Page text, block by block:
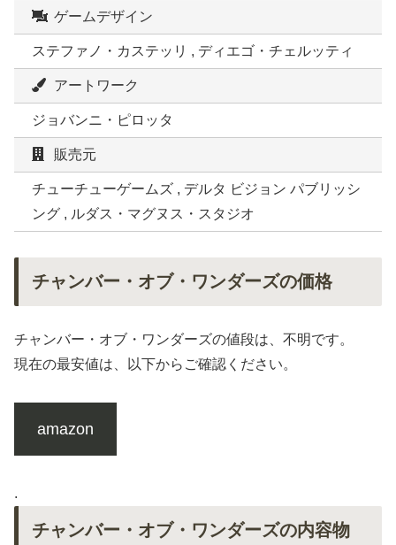
ゲームデザイン
ステファノ・カステッリ , ディエゴ・チェルッティ
アートワーク
ジョバンニ・ピロッタ
販売元
チューチューゲームズ , デルタ ビジョン パブリッシ
ング , ルダス・マグヌス・スタジオ
チャンバー・オブ・ワンダーズの価格
チャンバー・オブ・ワンダーズの値段は、不明です。
現在の最安値は、以下からご確認ください。
amazon
.
チャンバー・オブ・ワンダーズの内容物